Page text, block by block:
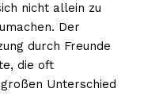
nicht allein zu
Der
durch Freunde
die oft
Unterschied